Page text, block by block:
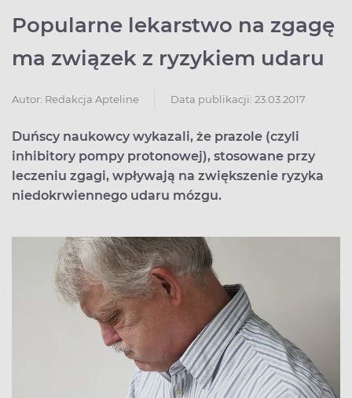
Popularne lekarstwo na zgagę
ma związek z ryzykiem udaru
Autor: Redakcja Apteline Data publikacji: 23.03.2017
Duńscy naukowcy wykazali, że prazole (czyli
inhibitory pompy protonowej), stosowane przy
leczeniu zgagi, wpływają na zwiększenie ryzyka
niedokrwiennego udaru mózgu.